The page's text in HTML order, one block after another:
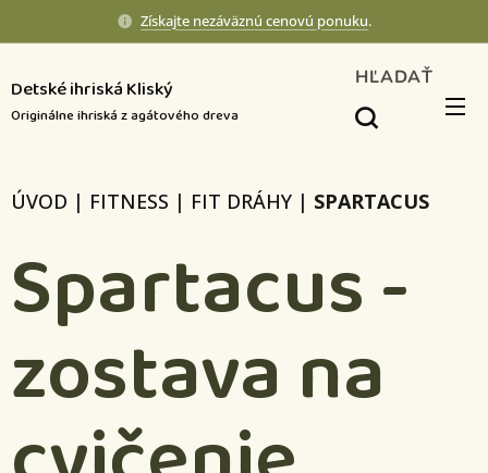
Získajte nezáväznú cenovú ponuku.
Detské ihriská Kliský
Originálne ihriská z agátového dreva
HĽADAŤ
ÚVOD | FITNESS | FIT DRÁHY | SPARTACUS
Spartacus -
zostava na